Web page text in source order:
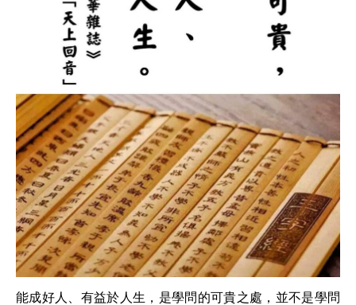
能成好人、有益於人生，是學問的可貴之處，並不是學問